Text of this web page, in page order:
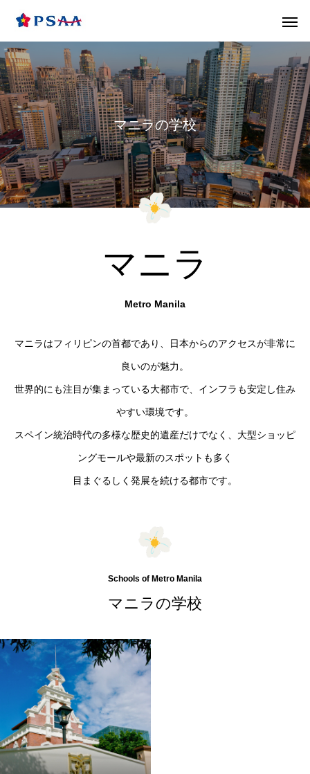
マニラの学校
マニラ
Metro Manila
マニラはフィリピンの首都であり、日本からのアクセスが非常に
良いのが魅力。
世界的にも注目が集まっている大都市で、インフラも安定し住み
やすい環境です。
スペイン統治時代の多様な歴史的遺産だけでなく、大型ショッピ
ングモールや最新のスポットも多く
目まぐるしく発展を続ける都市です。
Schools of Metro Manila
マニラの学校